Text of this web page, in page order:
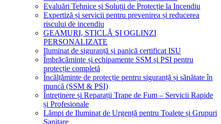
Evaluări Tehnice și Soluții de Protecție la Incendiu
Expertiză și servicii pentru prevenirea și reducerea
riscului de incendiu
GEAMURI, STICLĂ ŞI OGLINZI
PERSONALIZATE
Iluminat de siguranță și panică certificat ISU
Îmbrăcăminte și echipamente SSM și PSI pentru
protecție completă
Încălțăminte de protecție pentru siguranță și sănătate în
muncă (SSM & PSI)
Întreținere și Reparații Trape de Fum – Servicii Rapide
și Profesionale
Lămpi de Iluminat de Urgență pentru Toalete și Grupuri
Sanitare